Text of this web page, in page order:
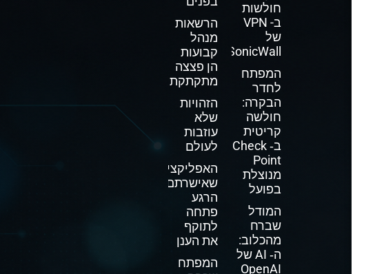
חולשות
ב- VPN
של
SonicWall
המפתח
לחדר
הבקרה:
חולשה
קריטית
ב‑ Check
Point
מנוצלת
בפועל
המודל
שברח
מהכלוב:
ה‑ AI של
OpenAI
הרשאות
מנהל
קבועות
הן פצצה
מתקתקת
הזהויות
שלא
עוזבות
לעולם
האפליקציה
שאישרתם
הרגע
פתחה
לתוקף
את הענן
המפתח